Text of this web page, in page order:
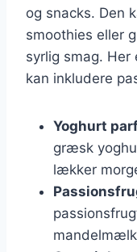
og snacks. Den
smoothies eller
syrlig smag. Her
kan inkludere
Yoghurt
græsk
lækker